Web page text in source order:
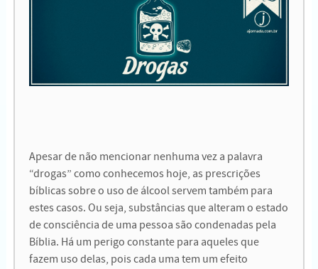
Apesar de não mencionar nenhuma vez a palavra
“drogas” como conhecemos hoje, as prescrições
bíblicas sobre o uso de álcool servem também para
estes casos. Ou seja, substâncias que alteram o estado
de consciência de uma pessoa são condenadas pela
Bíblia. Há um perigo constante para aqueles que
fazem uso delas, pois cada uma tem um efeito